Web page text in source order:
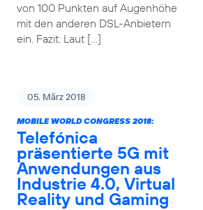
von 100 Punkten auf Augenhöhe
mit den anderen DSL-Anbietern
ein. Fazit: Laut […]
05. März 2018
MOBILE WORLD CONGRESS 2018:
Telefónica
präsentierte 5G mit
Anwendungen aus
Industrie 4.0, Virtual
Reality und Gaming